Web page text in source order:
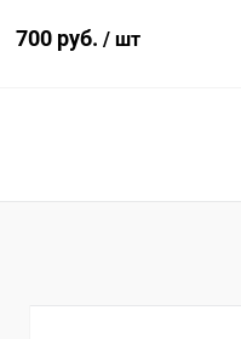
700 руб. / шт
Купить в 1 клик